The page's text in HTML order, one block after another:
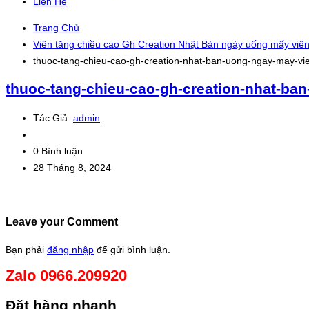
Trang Chủ
Viên tăng chiều cao Gh Creation Nhật Bản ngày uống mấy
thuoc-tang-chieu-cao-gh-creation-nhat-ban-uong-ngay-may-
thuoc-tang-chieu-cao-gh-creation-nhat-
Tác Giả: admin
0 Bình luận
28 Tháng 8, 2024
Leave your Comment
Bạn phải đăng nhập để gửi bình luận.
Zalo 0966.209920
Đặt hàng nhanh